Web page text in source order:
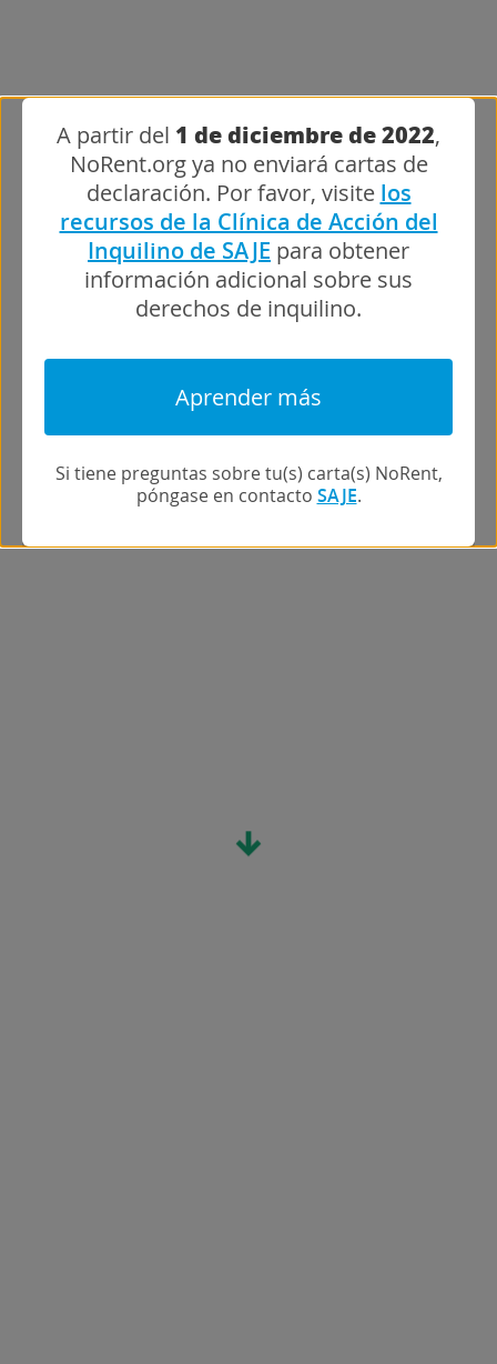
A partir del 1 de diciembre de 2022,
NoRent.org ya no enviará cartas de
declaración. Por favor, visite los
recursos de la Clínica de Acción del
Inquilino de SAJE para obtener
información adicional sobre sus
derechos de inquilino.
Aprender más
Si tiene preguntas sobre tu(s) carta(s) NoRent,
póngase en contacto SAJE.